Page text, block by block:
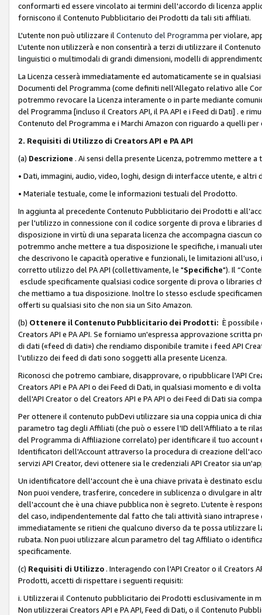
conformarti ed essere vincolato ai termini dell'accordo di licenza
forniscono il Contenuto Pubblicitario dei Prodotti da tali siti affiliati.
L'utente non può utilizzare il Contenuto del Programma per violare,
L'utente non utilizzerà e non consentirà a terzi di utilizzare il
linguistici o multimodali di grandi dimensioni, modelli di
La Licenza cesserà immediatamente ed automaticamente se in
Documenti del Programma (come definiti nell'Allegato relativo alle
potremmo revocare la Licenza interamente o in parte mediante
del Programma [incluso il Creators API, il PA API e i Feed di Dati] . e
Contenuto del Programma e i Marchi Amazon con riguardo a quelli
2. Requisiti di Utilizzo di Creators API e PA API
(a) Descrizione . Ai sensi della presente Licenza, potremmo mettere
• Dati, immagini, audio, video, loghi, design di interfacce utente, e altri
• Materiale testuale, come le informazioni testuali del Prodotto.
In aggiunta al precedente Contenuto Pubblicitario dei Prodotti e
per l'utilizzo in connessione con il codice sorgente di prova e libraries
disposizione in virtù di una separata licenza che accompagna ciascun
potremmo anche mettere a tua disposizione le specifiche, i manuali
che descrivono le capacità operative e funzionali, le limitazioni
corretto utilizzo del PA API (collettivamente, le "Specifiche"). Il
esclude specificamente qualsiasi codice sorgente di prova o libraries
che mettiamo a tua disposizione. Inoltre lo stesso esclude
offerti su qualsiasi sito che non sia un Sito Amazon.
(b) Ottenere il Contenuto Pubblicitario dei Prodotti: È
Creators API e PA API. Se forniamo un'espressa approvazione
di dati («feed di dati») che rendiamo disponibile tramite i feed API
l'utilizzo dei feed di dati sono soggetti alla presente Licenza.
Riconosci che potremo cambiare, disapprovare, o ripubblicare l'API
Creators API e PA API o dei Feed di Dati, in qualsiasi momento e di
dell'API Creator o del Creators API e PA API o dei Feed di Dati sia
Per ottenere il contenuto pubDevi utilizzare sia una coppia unica di
parametro tag degli Affiliati (che può o essere l'ID dell'Affiliato a te
del Programma di Affiliazione correlato) per identificare il tuo account
Identificatori dell'Account attraverso la procedura di creazione
servizi API Creator, devi ottenere sia le credenziali API Creator sia
Un identificatore dell'account che è una chiave privata è destinato
Non puoi vendere, trasferire, concedere in sublicenza o divulgare in
dell'account che è una chiave pubblica non è segreto. L'utente è
del caso, indipendentemente dal fatto che tali attività siano
immediatamente se ritieni che qualcuno diverso da te possa
rubata. Non puoi utilizzare alcun parametro del tag Affiliato o
specificamente.
(c) Requisiti di Utilizzo . Interagendo con l'API Creator o il Creators
Prodotti, accetti di rispettare i seguenti requisiti:
i. Utilizzerai il Contenuto pubblicitario dei Prodotti esclusivamente in
Non utilizzerai Creators API e PA API, Feed di Dati, o il Contenuto